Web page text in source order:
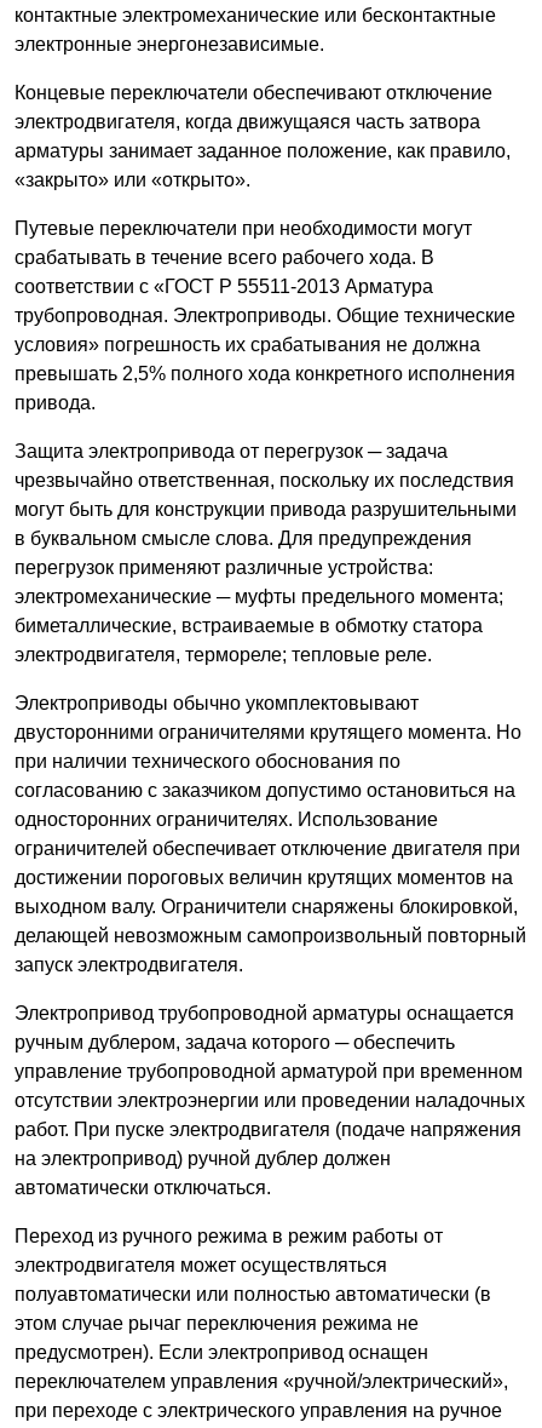
контактные электромеханические или бесконтактные
электронные энергонезависимые.
Концевые переключатели обеспечивают отключение
электродвигателя, когда движущаяся часть затвора
арматуры занимает заданное положение, как правило,
«закрыто» или «открыто».
Путевые переключатели при необходимости могут
срабатывать в течение всего рабочего хода. В
соответствии с «ГОСТ Р 55511-2013 Арматура
трубопроводная. Электроприводы. Общие технические
условия» погрешность их срабатывания не должна
превышать 2,5% полного хода конкретного исполнения
привода.
Защита электропривода от перегрузок ─ задача
чрезвычайно ответственная, поскольку их последствия
могут быть для конструкции привода разрушительными
в буквальном смысле слова. Для предупреждения
перегрузок применяют различные устройства:
электромеханические ─ муфты предельного момента;
биметаллические, встраиваемые в обмотку статора
электродвигателя, термореле; тепловые реле.
Электроприводы обычно укомплектовывают
двусторонними ограничителями крутящего момента. Но
при наличии технического обоснования по
согласованию с заказчиком допустимо остановиться на
односторонних ограничителях. Использование
ограничителей обеспечивает отключение двигателя при
достижении пороговых величин крутящих моментов на
выходном валу. Ограничители снаряжены блокировкой,
делающей невозможным самопроизвольный повторный
запуск электродвигателя.
Электропривод трубопроводной арматуры оснащается
ручным дублером, задача которого ─ обеспечить
управление трубопроводной арматурой при временном
отсутствии электроэнергии или проведении наладочных
работ. При пуске электродвигателя (подаче напряжения
на электропривод) ручной дублер должен
автоматически отключаться.
Переход из ручного режима в режим работы от
электродвигателя может осуществляться
полуавтоматически или полностью автоматически (в
этом случае рычаг переключения режима не
предусмотрен). Если электропривод оснащен
переключателем управления «ручной/электрический»,
при переходе с электрического управления на ручное